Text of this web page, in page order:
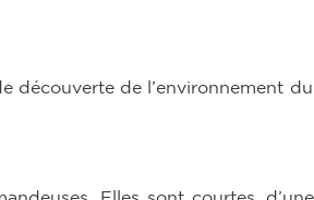
de l’environnement du